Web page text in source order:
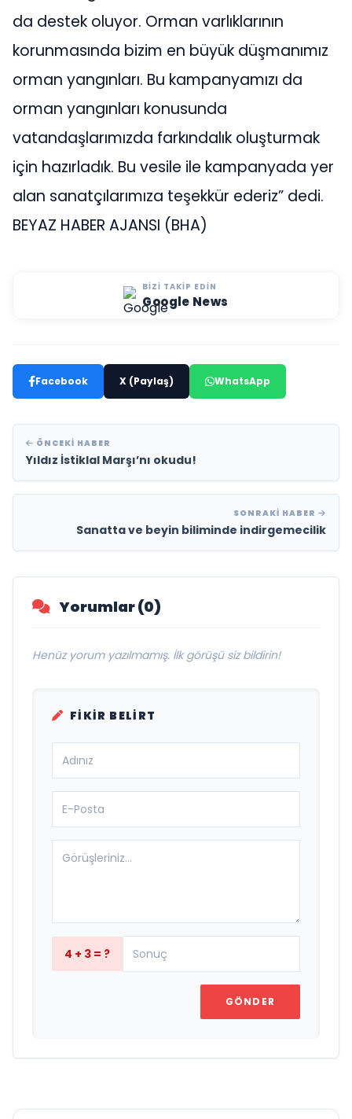
da destek oluyor. Orman varlıklarının
korunmasında bizim en büyük düşmanımız
orman yangınları. Bu kampanyamızı da
orman yangınları konusunda
vatandaşlarımızda farkındalık oluşturmak
için hazırladık. Bu vesile ile kampanyada yer
alan sanatçılarımıza teşekkür ederiz” dedi.
BEYAZ HABER AJANSI (BHA)
BIZI TAKIP EDIN
Google News
Facebook X (Paylaş) WhatsApp
ÖNCEKI HABER
Yıldız İstiklal Marşı’nı okudu!
SONRAKI HABER
Sanatta ve beyin biliminde indirgemecilik
Yorumlar (0)
Henüz yorum yazılmamış. İlk görüşü siz bildirin!
FIKIR BELIRT
4 + 3 = ?
GÖNDER